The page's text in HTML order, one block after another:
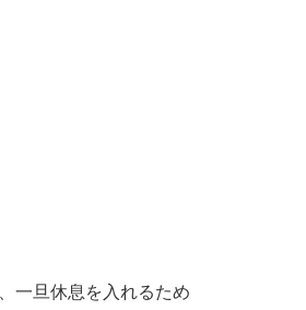
一旦休息を入れるため